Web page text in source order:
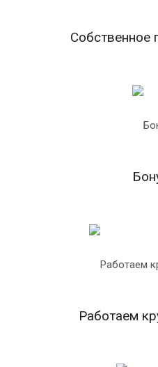
Собственное
Работаем